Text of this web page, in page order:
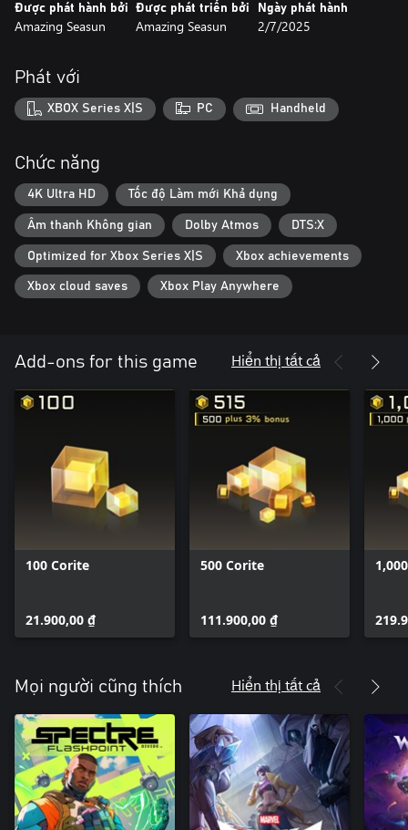
Được phát hành bởi
Amazing Seasun
Được phát triển bởi
Amazing Seasun
Ngày phát hành
2/7/2025
Phát với
XBOX Series X|S PC Handheld
Chức năng
4K Ultra HD Tốc độ Làm mới Khả dụng
Âm thanh Không gian Dolby Atmos DTS:X
Optimized for Xbox Series X|S Xbox achievements
Xbox cloud saves Xbox Play Anywhere
Add-ons for this game Hiển thị tất cả
100 Corite
21.900,00 ₫
500 Corite
111.900,00 ₫
Mọi người cũng thích Hiển thị tất cả